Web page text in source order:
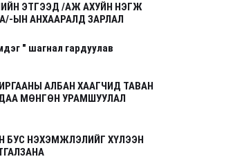
ЭТГЭЭД /АЖ АХУЙН НЭГЖ
ЫН АНХААРАЛД ЗАРЛАЛ
" шагнал гардуулав
АЛБАН ХААГЧИД ТАВАН
МӨНГӨН УРАМШУУЛАЛ
БУС НЭХЭМЖЛЭЛИЙГ ХҮЛЭЭН